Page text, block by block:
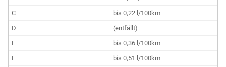
bis 0,22 l/100km
(entfällt)
bis 0,36 l/100km
bis 0,51 l/100km